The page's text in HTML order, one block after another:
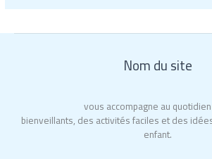
Nom du site
vous accompagne au
bienveillants, des activités faciles et des
enfant.